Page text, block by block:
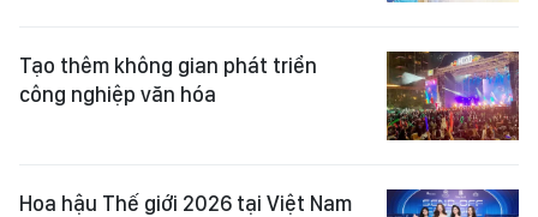
Tạo thêm không gian phát triển
công nghiệp văn hóa
Hoa hậu Thế giới 2026 tại Việt Nam